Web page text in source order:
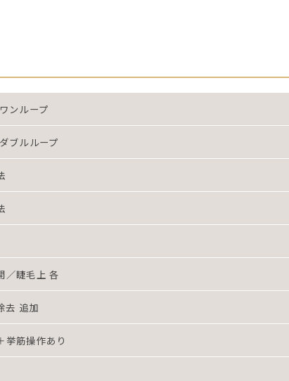
ンループ
ブルループ
／睫毛上 各
去 追加
挙筋操作あり